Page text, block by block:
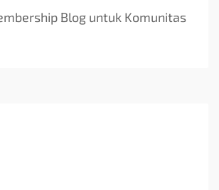
Blog untuk Komunitas